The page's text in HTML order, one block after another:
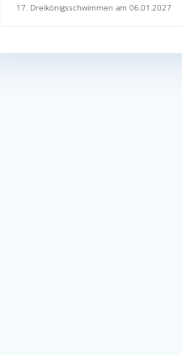
17. Dreikönigsschwimmen am 06.01.2027